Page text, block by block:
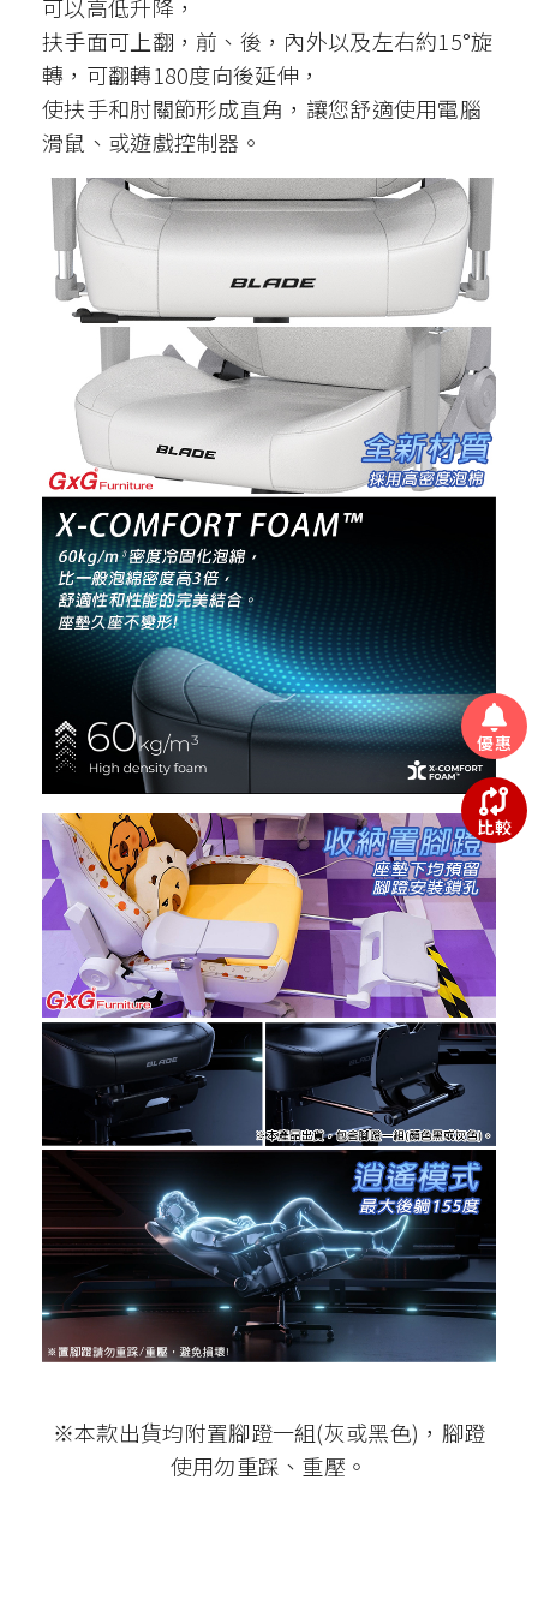
可以高低升降，
扶手面可上翻，前、後，內外以及左右約15°旋
轉，可翻轉180度向後延伸，
使扶手和肘關節形成直角，讓您舒適使用電腦
滑鼠、或遊戲控制器。
※本款出貨均附置腳蹬一組(灰或黑色)，腳蹬
使用勿重踩、重壓。
優惠
比較